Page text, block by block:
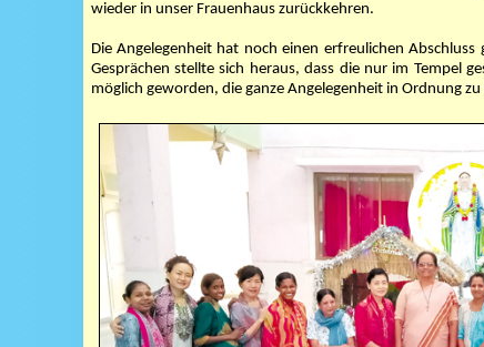
wieder in unser Frauenhaus zurückkehren.
Die Angelegenheit hat noch einen erfreulichen
Gesprächen stellte sich heraus, dass die nur im Tempel
möglich geworden, die ganze Angelegenheit in Ordnung